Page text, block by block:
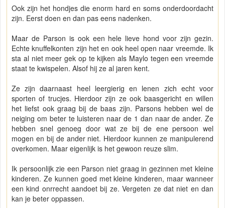
Ook zijn het hondjes die enorm hard en soms onderdoordacht
zijn. Eerst doen en dan pas eens nadenken.
Maar de Parson is ook een hele lieve hond voor zijn gezin.
Echte knuffelkonten zijn het en ook heel open naar vreemde. Ik
sta al niet meer gek op te kijken als Maylo tegen een vreemde
staat te kwispelen. Alsof hij ze al jaren kent.
Ze zijn daarnaast heel leergierig en lenen zich echt voor
sporten of trucjes. Hierdoor zijn ze ook baasgericht en willen
het liefst ook graag bij de baas zijn. Parsons hebben wel de
neiging om beter te luisteren naar de 1 dan naar de ander. Ze
hebben snel genoeg door wat ze bij de ene persoon wel
mogen en bij de ander niet. Hierdoor kunnen ze manipulerend
overkomen. Maar eigenlijk is het gewoon reuze slim.
Ik persoonlijk zie een Parson niet graag in gezinnen met kleine
kinderen. Ze kunnen goed met kleine kinderen, maar wanneer
een kind onrrecht aandoet bij ze. Vergeten ze dat niet en dan
kan je beter oppassen.